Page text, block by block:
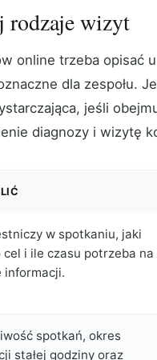
rodzaje wizyt
online trzeba opisać
dla zespołu.
jeśli
diagnozy i wizytę
w spotkaniu, jaki
cel i ile czasu potrzeba na
informacji.
spotkań, okres
stałej godziny oraz